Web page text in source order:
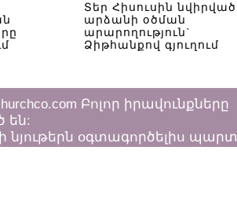
Տեր Հիսուսին նվիրված
արձանի օծման
արարողություն`
Ձիթհանքով գյուղում
Բոլոր իրավունքները
են:
նյութերն օգտագործելիս